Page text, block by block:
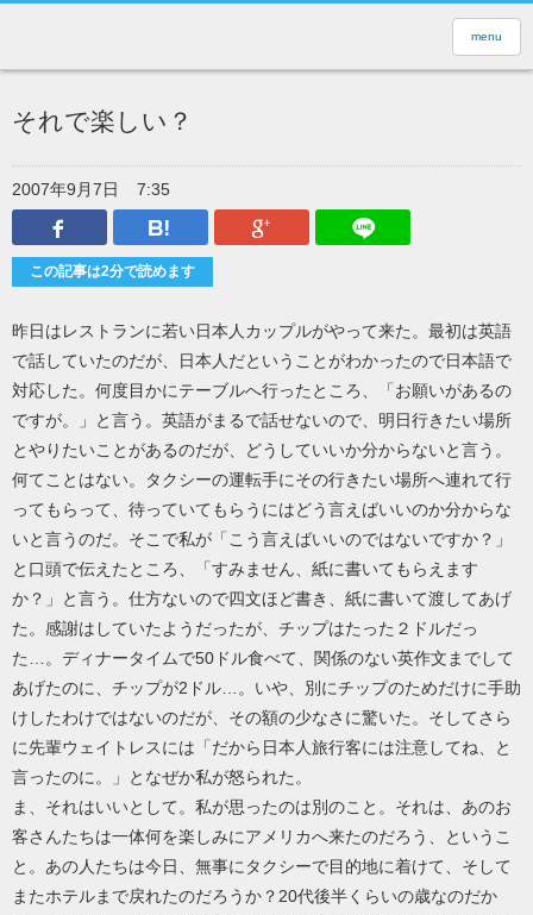
menu
それで楽しい？
2007年9月7日
7:35
Facebook
はてなブックマークGoogle Plus
この記事は2分で読めます
昨日はレストランに若い日本人カップルがやって来た。最初は英語
で話していたのだが、日本人だということがわかったので日本語で
対応した。何度目かにテーブルへ行ったところ、「お願いがあるの
ですが。」と言う。英語がまるで話せないので、明日行きたい場所
とやりたいことがあるのだが、どうしていいか分からないと言う。
何てことはない。タクシーの運転手にその行きたい場所へ連れて行
ってもらって、待っていてもらうにはどう言えばいいのか分からな
いと言うのだ。そこで私が「こう言えばいいのではないですか？」
と口頭で伝えたところ、「すみません、紙に書いてもらえます
か？」と言う。仕方ないので四文ほど書き、紙に書いて渡してあげ
た。感謝はしていたようだったが、チップはたった２ドルだっ
た…。ディナータイムで50ドル食べて、関係のない英作文までして
あげたのに、チップが2ドル…。いや、別にチップのためだけに手助
けしたわけではないのだが、その額の少なさに驚いた。そしてさら
に先輩ウェイトレスには「だから日本人旅行客には注意してね、と
言ったのに。」となぜか私が怒られた。
ま、それはいいとして。私が思ったのは別のこと。それは、あのお
客さんたちは一体何を楽しみにアメリカへ来たのだろう、というこ
と。あの人たちは今日、無事にタクシーで目的地に着けて、そして
またホテルまで戻れたのだろうか？20代後半くらいの歳なのだか